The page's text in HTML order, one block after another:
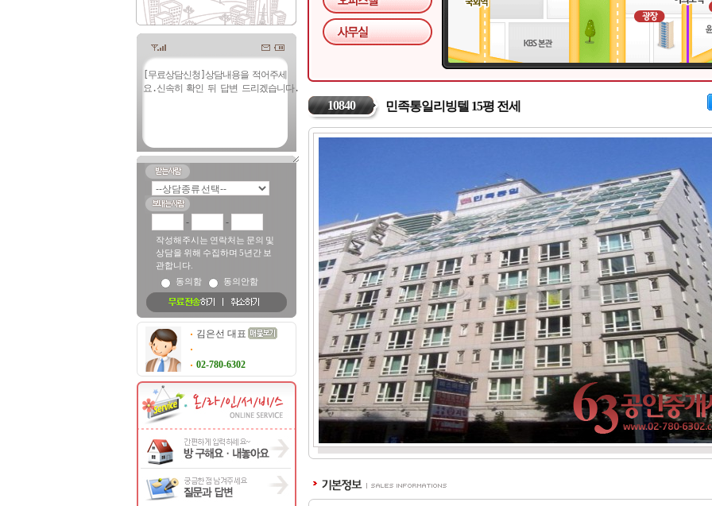
- -
작성해주시는 연락처는 문의 및
상담을 위해 수집하며 5년간 보
관합니다.
동의함
동의안함
김은선 대표
02-780-6302
10840 민족통일리빙텔 15평 전세